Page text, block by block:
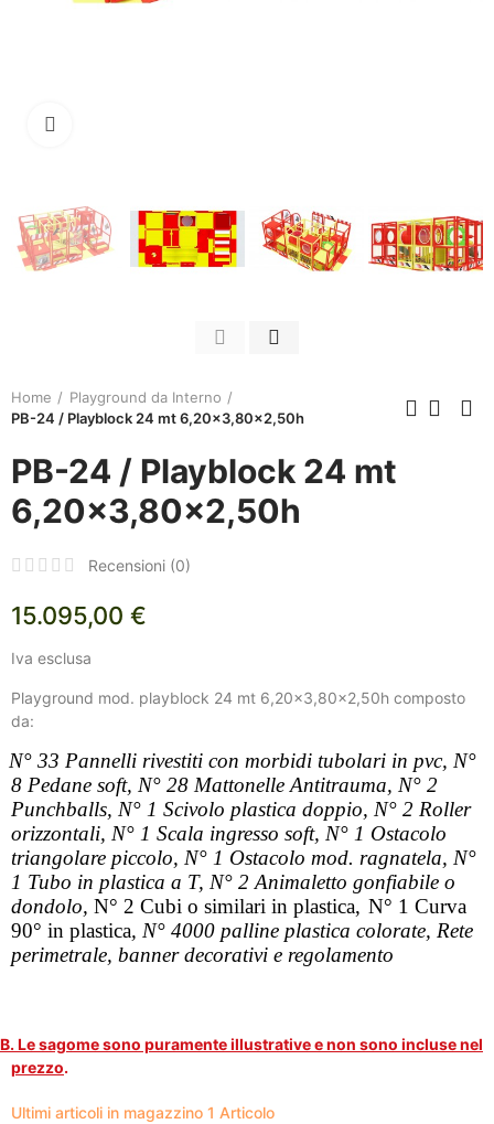
Home
Playground da Interno
PB-24 / Playblock 24 mt 6,20x3,80x2,50h
PB-24 / Playblock 24 mt
6,20x3,80x2,50h
Recensioni (0)
15.095,00 €
Iva esclusa
Playground mod. playblock 24 mt 6,20x3,80x2,50h composto
da:
N° 33 Pannelli rivestiti con morbidi tubolari in pvc, N°
8 Pedane soft, N° 28 Mattonelle Antitrauma, N° 2
Punchballs, N° 1 Scivolo plastica doppio, N° 2 Roller
orizzontali, N° 1 Scala ingresso soft, N° 1 Ostacolo
triangolare piccolo, N° 1 Ostacolo mod. ragnatela, N°
1 Tubo in plastica a T, N° 2 Animaletto gonfiabile o
dondolo, N° 2 Cubi o similari in plastica, N° 1 Curva
90° in plastica, N° 4000 palline plastica colorate, Rete
perimetrale, banner decorativi e regolamento
Le sagome sono puramente illustrative e non sono incluse nel
prezzo.
Ultimi articoli in magazzino 1 Articolo